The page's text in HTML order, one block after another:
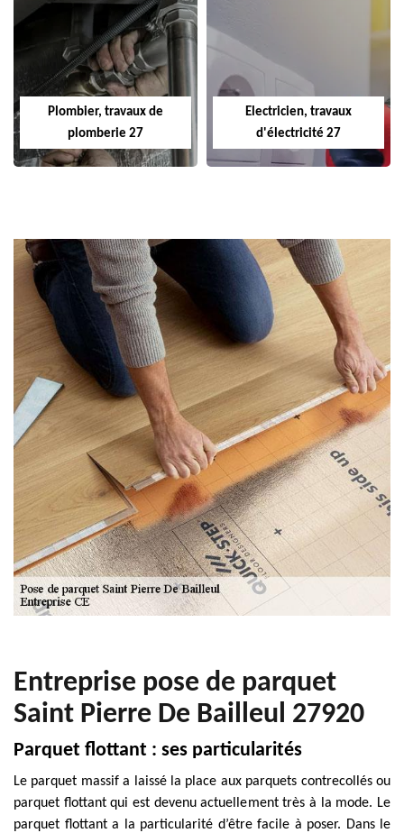
Plombier, travaux de
plomberie 27
Electricien, travaux
d'électricité 27
Entreprise pose de parquet
Saint Pierre De Bailleul 27920
Parquet flottant : ses particularités
Le parquet massif a laissé la place aux parquets contrecollés ou
parquet flottant qui est devenu actuellement très à la mode. Le
parquet flottant a la particularité d’être facile à poser. Dans le